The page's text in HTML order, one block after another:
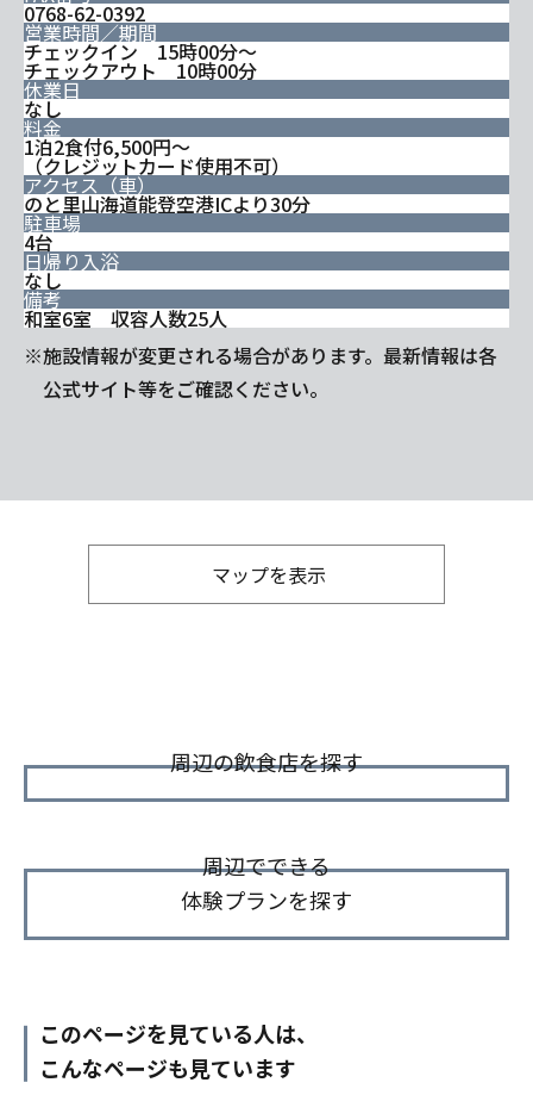
0768-62-0392
営業時間／期間
チェックイン 15時00分～
チェックアウト 10時00分
休業日
なし
料金
1泊2食付6,500円～
（クレジットカード使用不可）
アクセス（車）
のと里山海道能登空港ICより30分
駐車場
4台
日帰り入浴
なし
備考
和室6室 収容人数25人
※施設情報が変更される場合があります。最新情報は各
公式サイト等をご確認ください。
マップを表示
周辺の飲食店を探す
周辺でできる
体験プランを探す
このページを見ている人は、
こんなページも見ています